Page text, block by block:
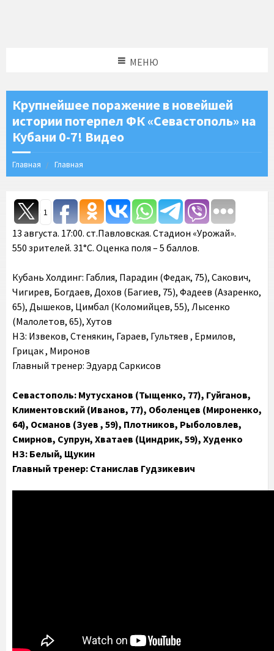
МЕНЮ
Крупнейшее поражение в новейшей
истории потерпел ФК «Севастополь» на
Кубани 0-7! Видео
Главная Главная
1
13 августа. 17:00. ст.Павловская. Стадион «Урожай».
550 зрителей. 31°C. Оценка поля – 5 баллов.
Кубань Холдинг: Габлия, Парадин (Федак, 75), Сакович,
Чигирев, Богдаев, Дохов (Багиев, 75), Фадеев (Азаренко,
65), Дышеков, Цимбал (Коломийцев, 55), Лысенко
(Малолетов, 65), Хутов
НЗ: Извеков, Стенякин, Гараев, Гультяев , Ермилов,
Грицак , Миронов
Главный тренер: Эдуард Саркисов
Севастополь: Мутусханов (Тыщенко, 77), Гуйганов,
Климентовский (Иванов, 77), Оболенцев (Мироненко,
64), Османов (Зуев , 59), Плотников, Рыболовлев,
Смирнов, Супрун, Хватаев (Циндрик, 59), Худенко
НЗ: Белый, Щукин
Главный тренер: Станислав Гудзикевич